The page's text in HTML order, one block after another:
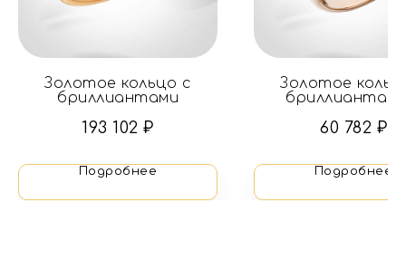
Золотое кольцо с
бриллиантами
193 102 ₽
Подробнее
Золотое
60 782 ₽
Подробнее